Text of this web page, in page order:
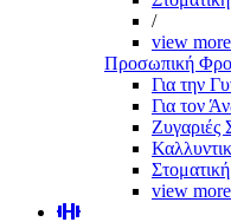
/
view more
Προσωπική
Για την
Για τον
Ζυγαριές
Στοματική
view more